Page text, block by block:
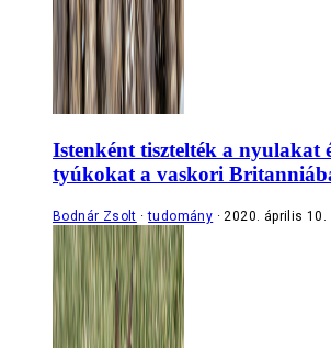
Istenként tisztelték a nyulakat
tyúkokat a vaskori
Bodnár Zsolt tudomány 2020. április 10.